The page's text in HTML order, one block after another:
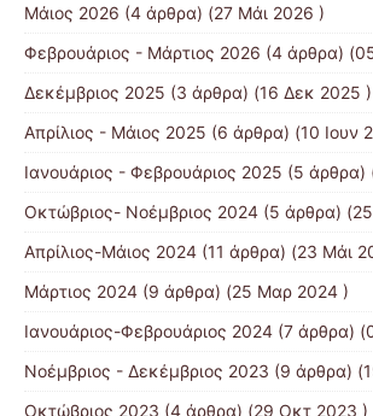
Μάιος 2026 (4 άρθρα) (27 Μάι 2026 )
Φεβρουάριος - Μάρτιος 2026 (4 άρθρα)
Δεκέμβριος 2025 (3 άρθρα) (16 Δεκ 2025 )
Απρίλιος - Μάιος 2025 (6 άρθρα) (10 Ιουν
Ιανουάριος - Φεβρουάριος 2025 (5 άρθρα)
Οκτώβριος- Νοέμβριος 2024 (5 άρθρα)
Απρίλιος-Μάιος 2024 (11 άρθρα) (23 Μάι
Μάρτιος 2024 (9 άρθρα) (25 Μαρ 2024 )
Ιανουάριος-Φεβρουάριος 2024 (7 άρθρα)
Νοέμβριος - Δεκέμβριος 2023 (9 άρθρα)
Οκτώβριος 2023 (4 άρθρα) (29 Οκτ 2023 )